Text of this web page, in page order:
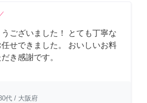
ございました！ とても丁寧な
せできました。 おいしいお料
き感謝です。
代 / 大阪府